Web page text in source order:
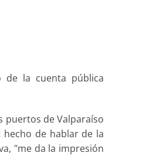
de la cuenta pública
puertos de Valparaíso
de hablar de la
"me da la impresión